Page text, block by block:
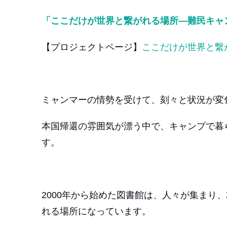
「ここだけが世界と繋がれる場所―難民キ
【プロジェクトページ】 ここだけが世界と
ミャンマーの情勢を受けて、刻々と状況が
本国帰還の雰囲気が漂う中で、キャンプで
す。
2000年から始めた図書館は、人々が集まり
れる場所になっています。